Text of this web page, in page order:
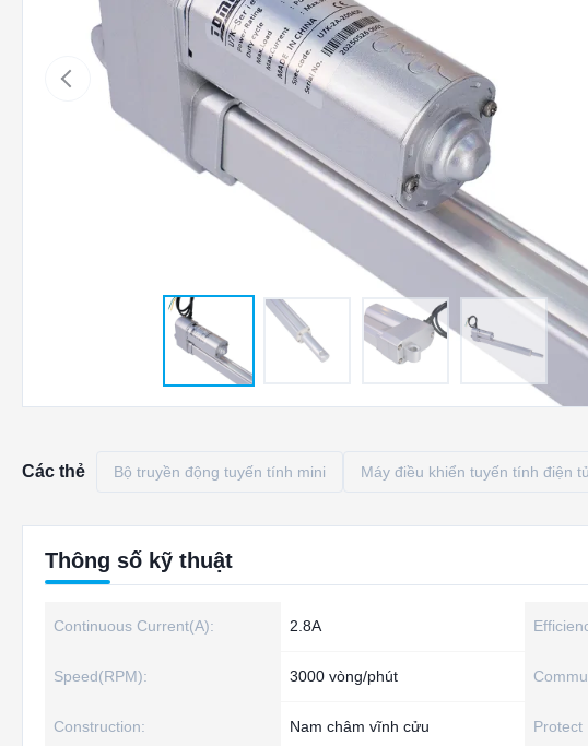
Các thẻ Bộ truyền động tuyến tính mini Máy điều khiển tuyến tính điện
Thông số kỹ thuật
Continuous Current(A): 2.8A
Speed(RPM): 3000 vòng/phút
Construction: Nam châm vĩnh cửu Protect